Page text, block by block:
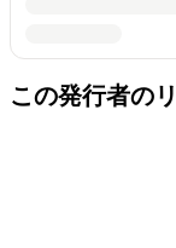
この発行者の